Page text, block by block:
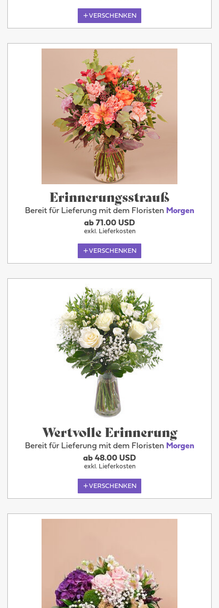
VERSCHENKEN
Erinnerungsstrauß
Bereit für Lieferung mit dem Floristen Morgen
ab 71.00 USD
exkl. Lieferkosten
VERSCHENKEN
Wertvolle Erinnerung
Bereit für Lieferung mit dem Floristen Morgen
ab 48.00 USD
exkl. Lieferkosten
VERSCHENKEN